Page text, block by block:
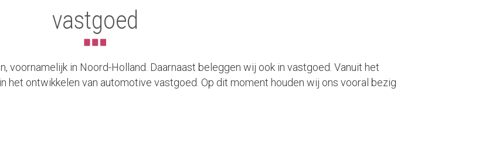
vastgoed
in Noord-Holland. Daarnaast beleggen wij ook in vastgoed. Vanuit het
het ontwikkelen van automotive vastgoed. Op dit moment houden wij ons vooral bezig